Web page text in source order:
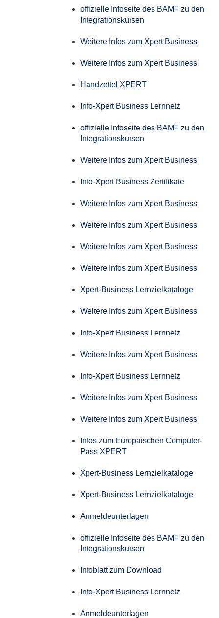
offizielle Infoseite des BAMF zu den
Integrationskursen
Weitere Infos zum Xpert Business
Weitere Infos zum Xpert Business
Handzettel XPERT
Info-Xpert Business Lernnetz
offizielle Infoseite des BAMF zu den
Integrationskursen
Weitere Infos zum Xpert Business
Info-Xpert Business Zertifikate
Weitere Infos zum Xpert Business
Weitere Infos zum Xpert Business
Weitere Infos zum Xpert Business
Weitere Infos zum Xpert Business
Xpert-Business Lernzielkataloge
Weitere Infos zum Xpert Business
Info-Xpert Business Lernnetz
Weitere Infos zum Xpert Business
Info-Xpert Business Lernnetz
Weitere Infos zum Xpert Business
Weitere Infos zum Xpert Business
Infos zum Europäischen Computer-
Pass XPERT
Xpert-Business Lernzielkataloge
Xpert-Business Lernzielkataloge
Anmeldeunterlagen
offizielle Infoseite des BAMF zu den
Integrationskursen
Infoblatt zum Download
Info-Xpert Business Lernnetz
Anmeldeunterlagen